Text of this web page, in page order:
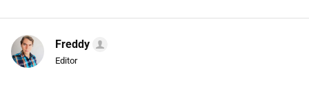
Freddy
Editor